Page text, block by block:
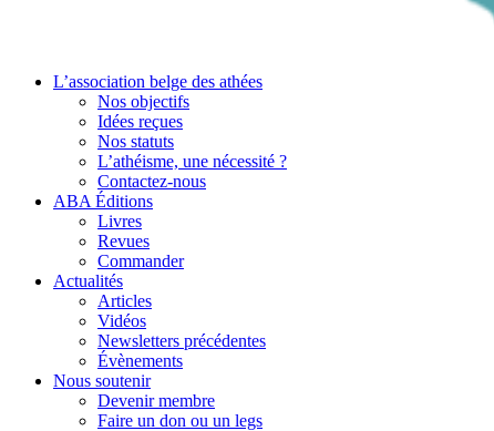
L’association belge des athées
Nos objectifs
Idées reçues
Nos statuts
L’athéisme, une nécessité ?
Contactez-nous
ABA Éditions
Livres
Revues
Commander
Actualités
Articles
Vidéos
Newsletters précédentes
Évènements
Nous soutenir
Devenir membre
Faire un don ou un legs